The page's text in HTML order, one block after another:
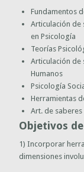
Fundamentos
Articulación de
en Psicología
Teorías
Articulación de
Humanos
Psicología
Herramientas
Art. de
Objetivos
1) Incorporar
dimensiones